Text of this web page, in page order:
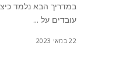
עובדים על ...
22 במאי 2023